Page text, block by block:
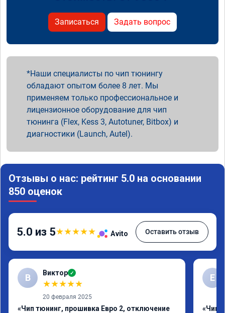
Записаться Задать вопрос
Наши специалисты по чип тюнингу
обладают опытом более 8 лет. Мы
применяем только профессиональное и
лицензионное оборудование для чип
тюнинга (Flex, Kess 3, Autotuner, Bitbox) и
диагностики (Launch, Autel).
Отзывы о нас: рейтинг 5.0 на основании
850 оценок
5.0 из 5★★★★★ Avito Оставить отзыв
В Виктор ✓
★★★★★
20 февраля 2025
«Чип тюнинг, прошивка Евро 2, отключение
Е
«Чип